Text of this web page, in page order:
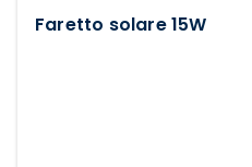
Faretto solare 15W